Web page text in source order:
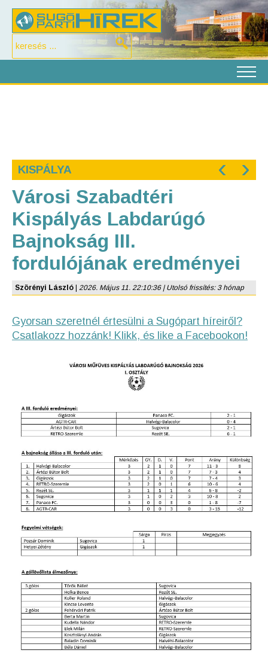
KISPÁLYA ‹ ›
Városi Szabadtéri
Kispályás Labdarúgó
Bajnokság III.
fordulójának eredményei
Szörényi László 2026. Május 11. 22:10:36 | Utolsó frissítés: 3 hónap
Gyorsan szeretnél értesülni a Sugópart híreiről?
Csatlakozz hozzánk! Klikk, és like a Facebookon!